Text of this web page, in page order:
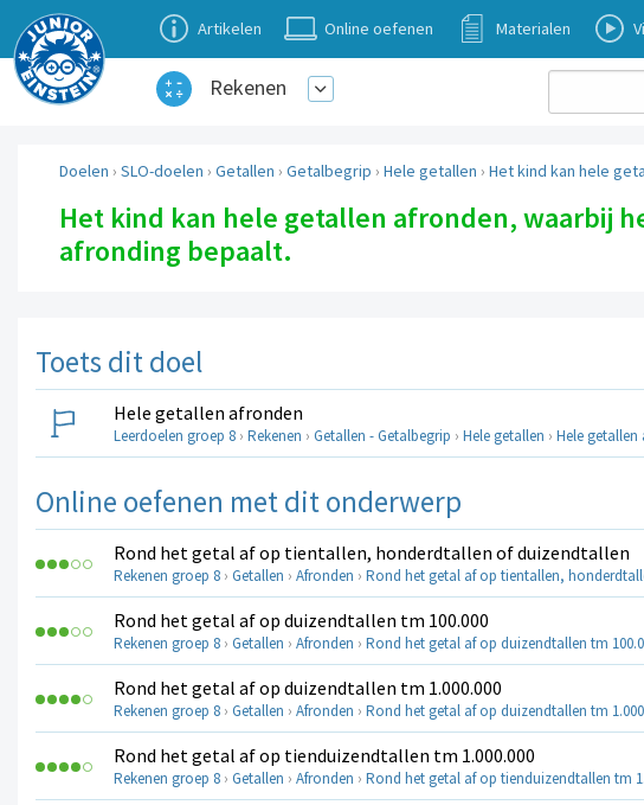
Artikelen Online oefenen Materialen
Rekenen
Doelen › SLO-doelen › Getallen › Getalbegrip › Hele getallen › Het kind kan hele
Het kind kan hele getallen afronden, waarbij
afronding bepaalt.
Toets dit doel
Hele getallen afronden
Leerdoelen groep 8 › Rekenen › Getallen - Getalbegrip › Hele getallen › Hele getallen
Online oefenen met dit onderwerp
Rond het getal af op tientallen, honderdtallen of duizendtallen
Rekenen groep 8 › Getallen › Afronden › Rond het getal af op tientallen,
Rond het getal af op duizendtallen tm 100.000
Rekenen groep 8 › Getallen › Afronden › Rond het getal af op duizendtallen tm
Rond het getal af op duizendtallen tm 1.000.000
Rekenen groep 8 › Getallen › Afronden › Rond het getal af op duizendtallen tm
Rond het getal af op tienduizendtallen tm 1.000.000
Rekenen groep 8 › Getallen › Afronden › Rond het getal af op tienduizendtallen tm